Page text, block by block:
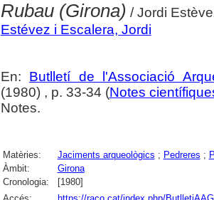
Rubau (Girona) / Jordi
Estévez i Escalera, Jordi
En: Butlletí de l'Associació
(1980) , p. 33-34 (Notes
Notes.
Matèries: Jaciments arqueològics ; Pedreres ;
Àmbit:
Girona
Cronologia:
[1980]